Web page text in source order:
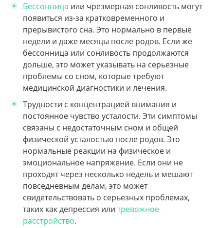
Бессонница или чрезмерная сонливость могут
появиться из-за кратковременного и
прерывистого сна. Это нормально в первые
недели и даже месяцы после родов. Если же
бессонница или сонливость продолжаются
дольше, это может указывать на серьезные
проблемы со сном, которые требуют
медицинской диагностики и лечения.
Трудности с концентрацией внимания и
постоянное чувство усталости. Эти симптомы
связаны с недостаточным сном и общей
физической усталостью после родов. Это
нормальные реакции на физическое и
эмоциональное напряжение. Если они не
проходят через несколько недель и мешают
повседневным делам, это может
свидетельствовать о серьезных проблемах,
таких как депрессия или тревожное
расстройство.